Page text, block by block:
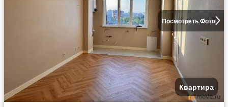
Посмотреть Фото
Квартира